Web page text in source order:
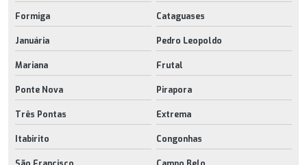
Formiga Cataguases
Januária Pedro Leopoldo
Mariana Frutal
Ponte Nova Pirapora
Três Pontas Extrema
Itabirito Congonhas